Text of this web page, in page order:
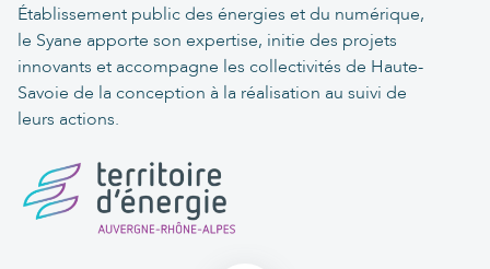
Établissement public des énergies et du numérique,
le Syane apporte son expertise, initie des projets
innovants et accompagne les collectivités de Haute-
Savoie de la conception à la réalisation au suivi de
leurs actions.